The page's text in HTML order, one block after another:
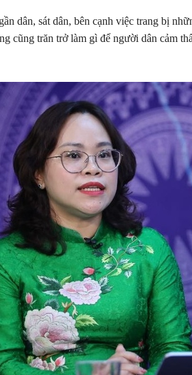
dân, sát dân, bên cạnh việc trang bị
cũng trăn trở làm gì để người dân cảm